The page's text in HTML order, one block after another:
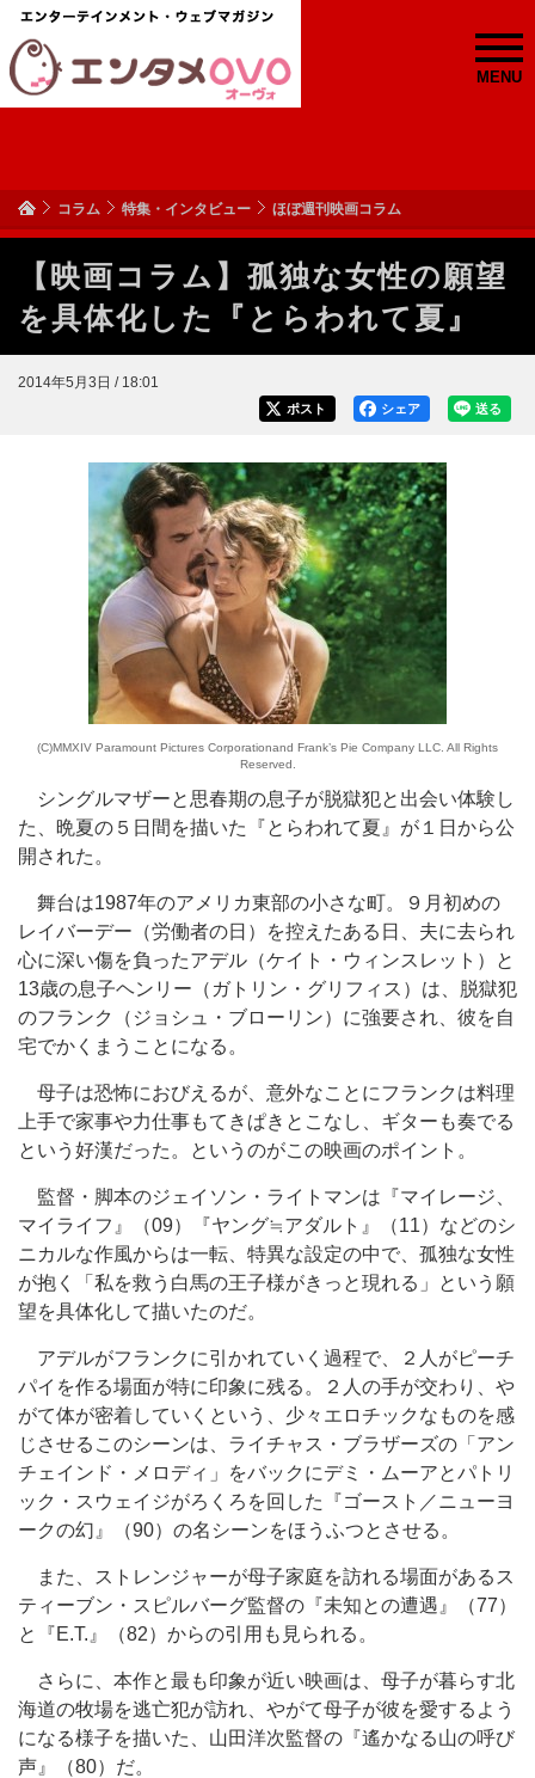
MENU
コラム 特集・インタビュー ほぼ週刊映画コラム
【映画コラム】孤独な女性の願望
を具体化した『とらわれて夏』
2014年5月3日 / 18:01
送る
シェア
ポスト
(C)MMXIV Paramount Pictures Corporationand Frank’s Pie Company LLC. All Rights
Reserved.
シングルマザーと思春期の息子が脱獄犯と出会い体験し
た、晩夏の５日間を描いた『とらわれて夏』が１日から公
開された。
舞台は1987年のアメリカ東部の小さな町。９月初めの
レイバーデー（労働者の日）を控えたある日、夫に去られ
心に深い傷を負ったアデル（ケイト・ウィンスレット）と
13歳の息子ヘンリー（ガトリン・グリフィス）は、脱獄犯
のフランク（ジョシュ・ブローリン）に強要され、彼を自
宅でかくまうことになる。
母子は恐怖におびえるが、意外なことにフランクは料理
上手で家事や力仕事もてきぱきとこなし、ギターも奏でる
という好漢だった。というのがこの映画のポイント。
監督・脚本のジェイソン・ライトマンは『マイレージ、
マイライフ』（09）『ヤング≒アダルト』（11）などのシ
ニカルな作風からは一転、特異な設定の中で、孤独な女性
が抱く「私を救う白馬の王子様がきっと現れる」という願
望を具体化して描いたのだ。
アデルがフランクに引かれていく過程で、２人がピーチ
パイを作る場面が特に印象に残る。２人の手が交わり、や
がて体が密着していくという、少々エロチックなものを感
じさせるこのシーンは、ライチャス・ブラザーズの「アン
チェインド・メロディ」をバックにデミ・ムーアとパトリ
ック・スウェイジがろくろを回した『ゴースト／ニューヨ
ークの幻』（90）の名シーンをほうふつとさせる。
また、ストレンジャーが母子家庭を訪れる場面があるス
ティーブン・スピルバーグ監督の『未知との遭遇』（77）
と『E.T.』（82）からの引用も見られる。
さらに、本作と最も印象が近い映画は、母子が暮らす北
海道の牧場を逃亡犯が訪れ、やがて母子が彼を愛するよう
になる様子を描いた、山田洋次監督の『遙かなる山の呼び
声』（80）だ。